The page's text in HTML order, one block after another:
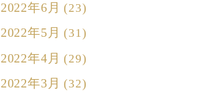
2022年6月 (23)
2022年5月 (31)
2022年4月 (29)
2022年3月 (32)